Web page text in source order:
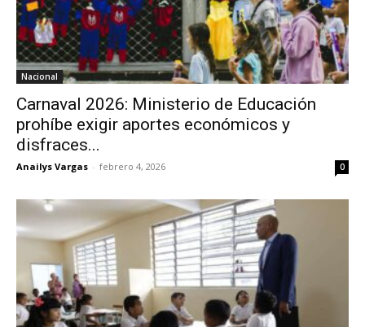
Nacional
Carnaval 2026: Ministerio de Educación
prohíbe exigir aportes económicos y
disfraces...
Anailys Vargas - febrero 4, 2026 0